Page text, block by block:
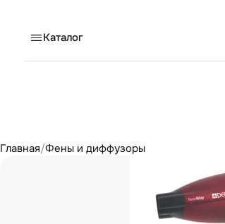
Каталог
Главная/Фены и диффузоры